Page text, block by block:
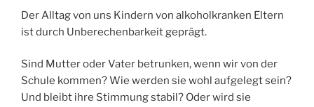
Der Alltag von uns Kindern von alkoholkranken Eltern
ist durch Unberechenbarkeit geprägt.
Sind Mutter oder Vater betrunken, wenn wir von der
Schule kommen? Wie werden sie wohl aufgelegt sein?
Und bleibt ihre Stimmung stabil? Oder wird sie